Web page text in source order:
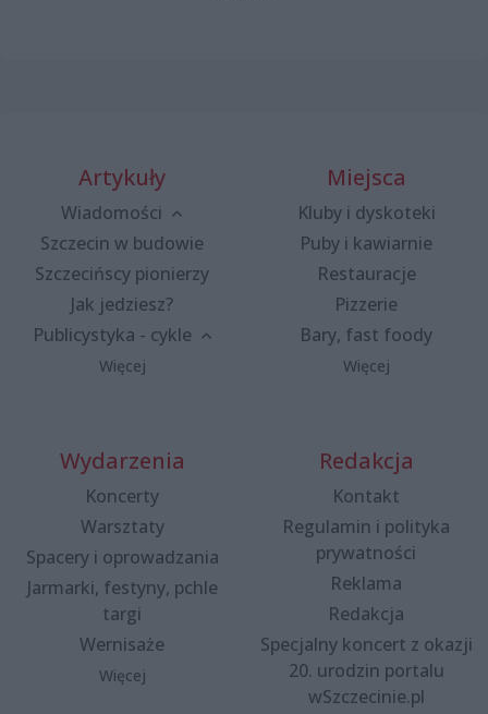
Artykuły
Wiadomości
Szczecin w budowie
Szczecińscy pionierzy
Jak jedziesz?
Publicystyka - cykle
Więcej
Miejsca
Kluby i dyskoteki
Puby i kawiarnie
Restauracje
Pizzerie
Bary, fast foody
Więcej
Wydarzenia
Koncerty
Warsztaty
Spacery i oprowadzania
Jarmarki, festyny, pchle
targi
Wernisaże
Więcej
Redakcja
Kontakt
Regulamin i polityka
prywatności
Reklama
Redakcja
Specjalny koncert z okazji
20. urodzin portalu
wSzczecinie.pl